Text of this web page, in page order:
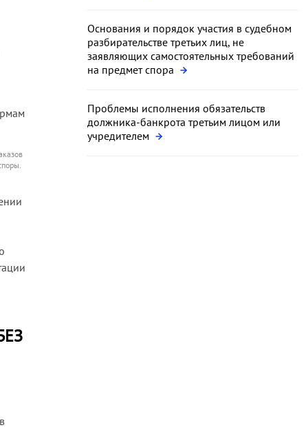
Основания и порядок участия в судебном
разбирательстве третьих лиц, не
заявляющих самостоятельных требований
на предмет спора
Проблемы исполнения обязательств
должника-банкрота третьим лицом или
учредителем